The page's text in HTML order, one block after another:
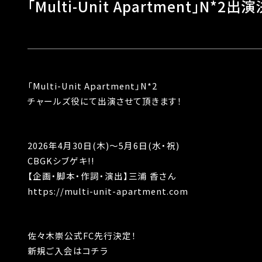
「Multi-Unit Apartment」N*2出演
「Multi-Unit Apartment」N*2
チャールズ役にて出演させて頂きます！
2026年4⽉30⽇(⽊)〜5⽉6⽇(⽔・祝)
CBGKシブゲキ!!
【企画・脚本・作詞・演出】三浦 ⾹さん
https://multi-unit-apartment.com
佐々木崇公式FC先行決定！
新規ご入会はコチラ